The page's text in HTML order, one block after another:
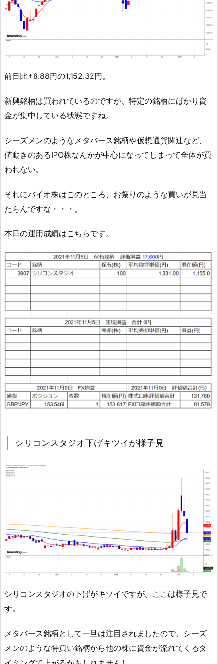
前日比+8.88円の1,152.32円。
新興銘柄は買われているのですが、特定の銘柄にばかり資
金が集中している状態ですね。
シーズメンのようなメタバース銘柄や仮想通貨関連など、
値動きのあるIPO株なんかが中心になってしまって全体が買
われない。
それにバイオ株はこのところ、お祭りのような買いが見当
たらんですな・・・。
本日の運用成績はこちらです。
シリコンスタジオ下げキツイが様子見
シリコンスタジオの下げがキツイですが、ここは様子見で
す。
メタバース銘柄として一旦は注目されましたので、シーズ
メンのような特買い銘柄から他の株に資金が流れてくるタ